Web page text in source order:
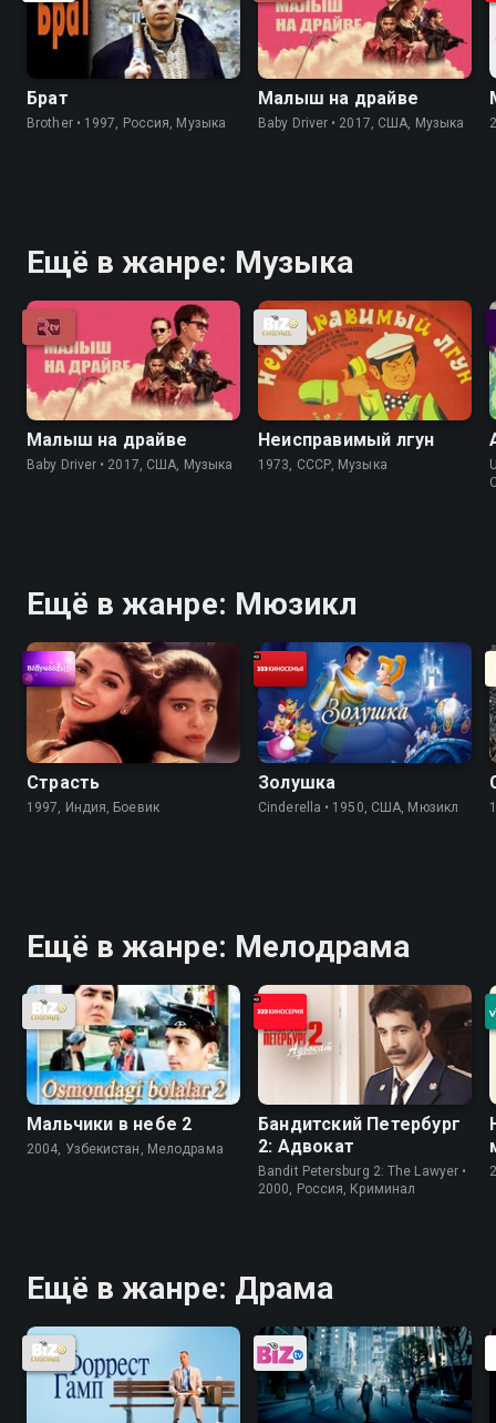
Брат
Brother • 1997, Россия, Музыка
Малыш на драйве
Baby Driver • 2017, США, Музыка
Ещё в жанре: Музыка
Малыш на драйве
Baby Driver • 2017, США, Музыка
Неисправимый лгун
1973, СССР, Музыка
Ещё в жанре: Мюзикл
Страсть
1997, Индия, Боевик
Золушка
Cinderella • 1950, США, Мюзикл
Ещё в жанре: Мелодрама
Мальчики в небе 2
2004, Узбекистан, Мелодрама
Бандитский Петербург
2: Адвокат
Bandit Petersburg 2: The Lawyer •
2000, Россия, Криминал
Ещё в жанре: Драма